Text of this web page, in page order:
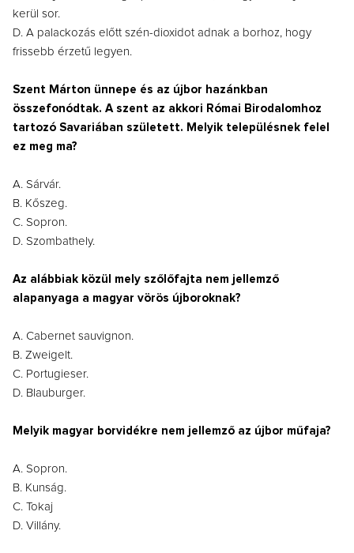
kerül sor.
D. A palackozás előtt szén-dioxidot adnak a borhoz, hogy
frissebb érzetű legyen.
Szent Márton ünnepe és az újbor hazánkban
összefonódtak. A szent az akkori Római Birodalomhoz
tartozó Savariában született. Melyik településnek felel
ez meg ma?
A. Sárvár.
B. Kőszeg.
C. Sopron.
D. Szombathely.
Az alábbiak közül mely szőlőfajta nem jellemző
alapanyaga a magyar vörös újboroknak?
A. Cabernet sauvignon.
B. Zweigelt.
C. Portugieser.
D. Blauburger.
Melyik magyar borvidékre nem jellemző az újbor műfaja?
A. Sopron.
B. Kunság.
C. Tokaj
D. Villány.